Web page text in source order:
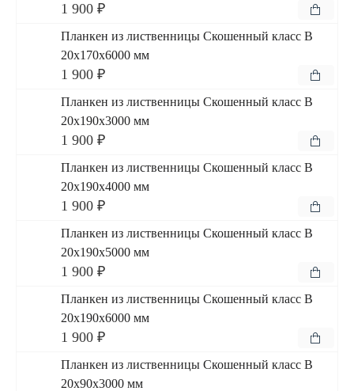
1 900 ₽
Планкен из лиственницы Скошенный класс В
20x170x6000 мм
1 900 ₽
Планкен из лиственницы Скошенный класс В
20x190x3000 мм
1 900 ₽
Планкен из лиственницы Скошенный класс В
20x190x4000 мм
1 900 ₽
Планкен из лиственницы Скошенный класс В
20x190x5000 мм
1 900 ₽
Планкен из лиственницы Скошенный класс В
20x190x6000 мм
1 900 ₽
Планкен из лиственницы Скошенный класс В
20x90x3000 мм